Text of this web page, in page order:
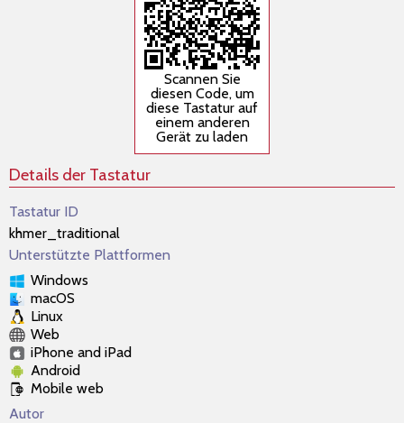
Scannen Sie
diesen Code, um
diese Tastatur auf
einem anderen
Gerät zu laden
Details der Tastatur
Tastatur ID
khmer_traditional
Unterstützte Plattformen
Windows
macOS
Linux
Web
iPhone and iPad
Android
Mobile web
Autor